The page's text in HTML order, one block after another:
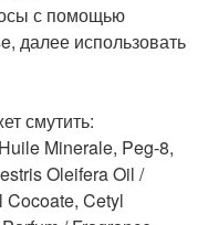
с помощью
далее использовать
смутить:
Minerale, Peg-8,
Oleifera Oil /
Cocoate, Cetyl